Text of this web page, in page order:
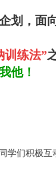
划，面
训练法”
他！
学们积极